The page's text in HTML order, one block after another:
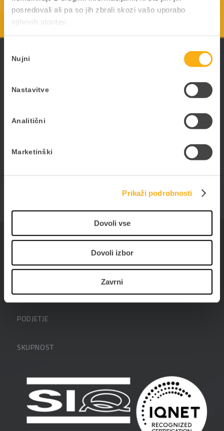
posredovali ali pa so jih zbrali skozi vašo uporabo
njihovih storitev.
soglasja
Nujni
Nastavitve
Analitični
Marketinški
Prikaži podrobnosti
Dovoli vse
Dovoli izbor
Zavrni
poslujte elektronsko. Digitalizirajte poslovanje s
Hajdrihova ulica 28c
01 25 28 900
prodaja@datalab.si
FAQ – pogosta vprašanja
PODJETJE
Zaposlitev
Vlagatelji
Pogoji in pogodbe
SKUPNOST
Blog
Spletni seminarji